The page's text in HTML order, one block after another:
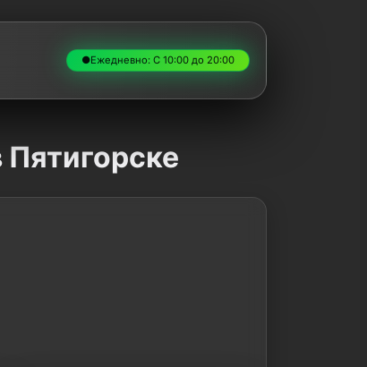
●Ежедневно: С 10:00 до 20:00